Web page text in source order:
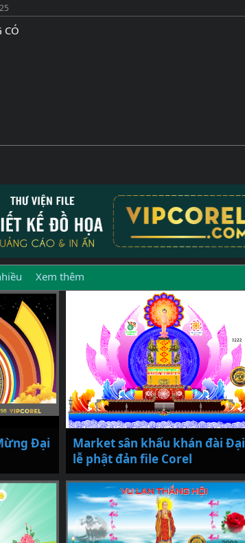
CÓ
Xem thêm
Đại
Market sân khấu khán đài Đại
lễ phật đản file Corel